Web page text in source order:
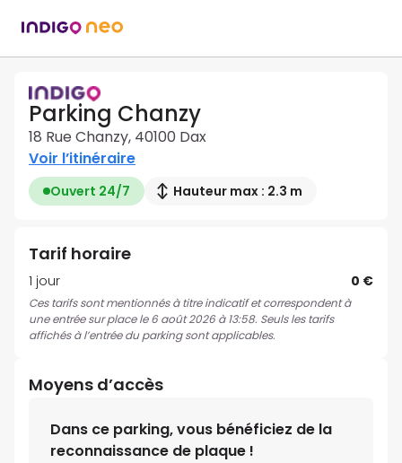
Parking Chanzy
18 Rue Chanzy, 40100 Dax
Voir l’itinéraire
Ouvert 24/7 Hauteur max : 2.3 m
Tarif horaire
1 jour 0 €
Ces tarifs sont mentionnés à titre indicatif et correspondent à
une entrée sur place le 6 août 2026 à 13:58. Seuls les tarifs
affichés à l’entrée du parking sont applicables.
Moyens d’accès
Dans ce parking, vous bénéficiez de la
reconnaissance de plaque !